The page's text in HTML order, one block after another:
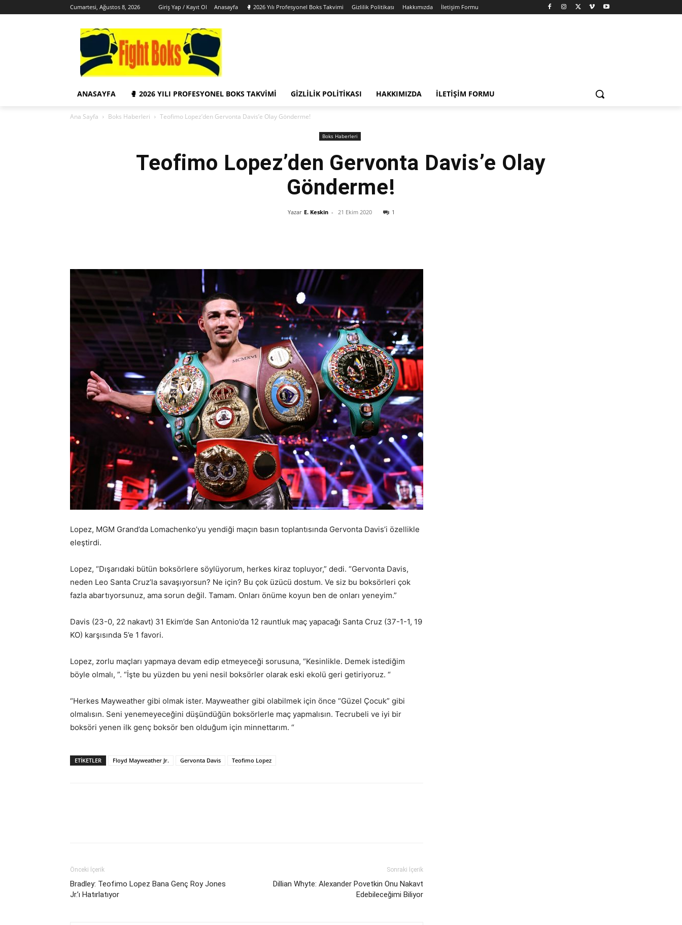
Cumartesi, Ağustos 8, 2026 Giriş Yap / Kayıt Ol Anasayfa 🥊 2026 Yılı Profesyonel Boks Takvimi Gizlilik Politikası Hakkımızda İletişim Formu
ANASAYFA 🥊 2026 YILI PROFESYONEL BOKS TAKVIMI GIZLILIK POLITIKASI HAKKIMIZDA İLETIŞIM FORMU
Ana Sayfa Boks Haberleri Teofimo Lopez’den Gervonta Davis’e Olay Gönderme!
Boks Haberleri
Teofimo Lopez’den Gervonta Davis’e Olay
Gönderme!
Yazar E. Keskin - 21 Ekim 2020 1
Lopez, MGM Grand’da Lomachenko’yu yendiği maçın basın toplantısında Gervonta Davis’i özellikle
eleştirdi.
Lopez, “Dışarıdaki bütün boksörlere söylüyorum, herkes kiraz topluyor,” dedi. “Gervonta Davis,
neden Leo Santa Cruz’la savaşıyorsun? Ne için? Bu çok üzücü dostum. Ve siz bu boksörleri çok
fazla abartıyorsunuz, ama sorun değil. Tamam. Onları önüme koyun ben de onları yeneyim.”
Davis (23-0, 22 nakavt) 31 Ekim’de San Antonio’da 12 rauntluk maç yapacağı Santa Cruz (37-1-1, 19
KO) karşısında 5’e 1 favori.
Lopez, zorlu maçları yapmaya devam edip etmeyeceği sorusuna, “Kesinlikle. Demek istediğim
böyle olmalı, ”. “İşte bu yüzden bu yeni nesil boksörler olarak eski ekolü geri getiriyoruz. “
“Herkes Mayweather gibi olmak ister. Mayweather gibi olabilmek için önce “Güzel Çocuk” gibi
olmalısın. Seni yenemeyeceğini düşündüğün boksörlerle maç yapmalısın. Tecrubeli ve iyi bir
boksöri yenen ilk genç boksör ben olduğum için minnettarım. “
ETIKETLER Floyd Mayweather Jr. Gervonta Davis Teofimo Lopez
Önceki İçerik
Bradley: Teofimo Lopez Bana Genç Roy Jones
Jr.’ı Hatırlatıyor
Sonraki İçerik
Dillian Whyte: Alexander Povetkin Onu Nakavt
Edebileceğimi Biliyor